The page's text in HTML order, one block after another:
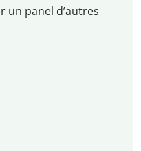
un panel d’autres